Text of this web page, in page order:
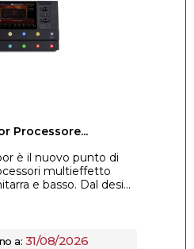
Processore...
è il nuovo punto di
multieffetto
e basso. Dal desi...
a: 31/08/2026